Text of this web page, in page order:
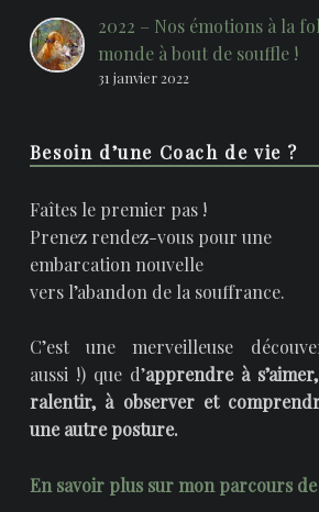
2022 – Nos émotions à la
monde à bout de souffle !
31 janvier 2022
Besoin d’une Coach de vie ?
Faîtes le premier pas !
Prenez rendez-vous pour une
embarcation nouvelle
vers l’abandon de la souffrance.
C’est une merveilleuse
aussi !) que d’apprendre à
ralentir, à observer et
une autre posture.
En savoir plus sur mon parcours